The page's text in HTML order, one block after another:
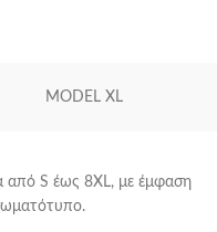
MODEL XL
από S έως 8XL, με έμφαση